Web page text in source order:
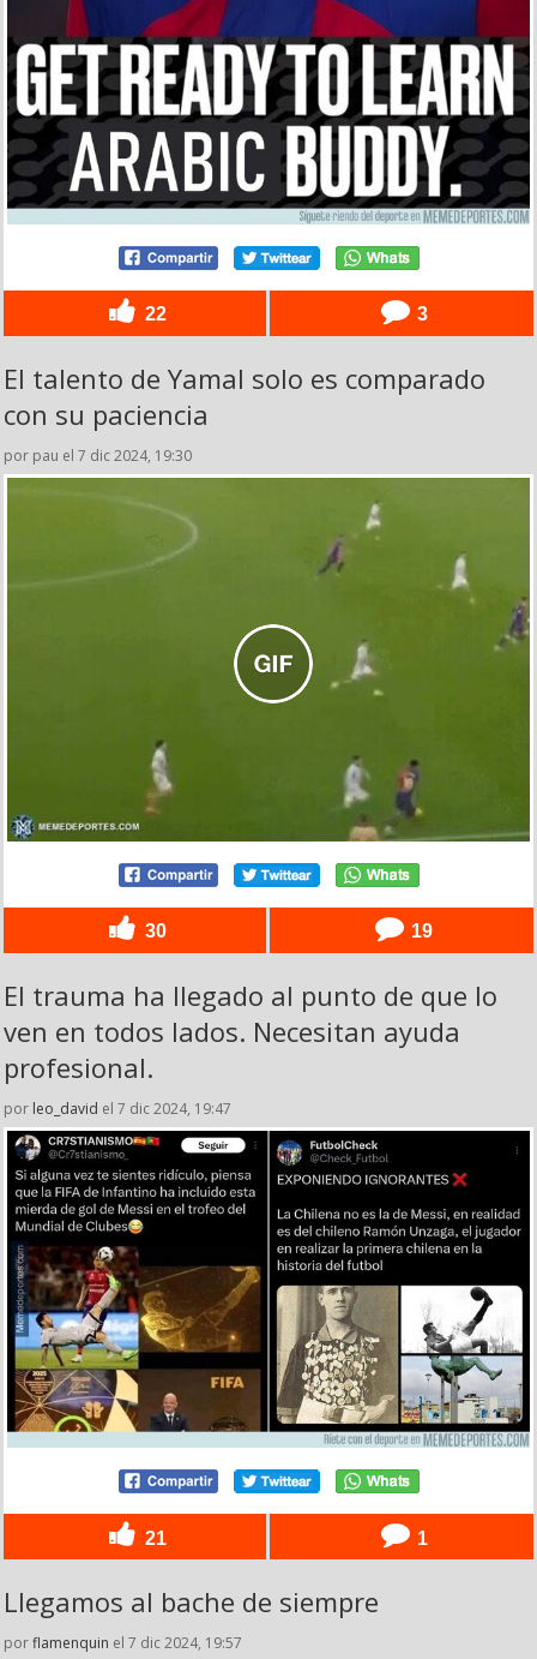
22 3
El talento de Yamal solo es comparado
con su paciencia
por pau el 7 dic 2024, 19:30
30 19
El trauma ha llegado al punto de que lo
ven en todos lados. Necesitan ayuda
profesional.
por leo_david el 7 dic 2024, 19:47
21 1
Llegamos al bache de siempre
porflamenquin el 7 dic 2024, 19:57